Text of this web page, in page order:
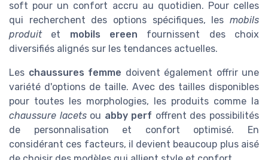
soft pour un confort accru au quotidien. Pour celles
qui recherchent des options spécifiques, les mobils
produitet mobils ereen fournissent des choix
diversifiés alignés sur les tendances actuelles.
Les chaussures femme doivent également offrir une
variété d'options de taille. Avec des tailles disponibles
pour toutes les morphologies, les produits comme la
chaussure lacetsou abby perf offrent des possibilités
de personnalisation et confort optimisé. En
considérant ces facteurs, il devient beaucoup plus aisé